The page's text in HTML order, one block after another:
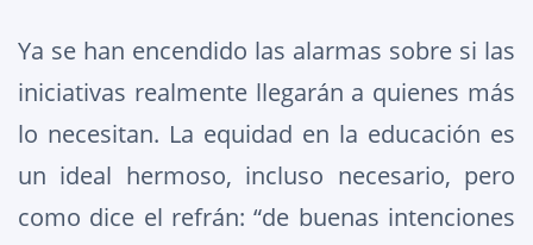
Ya se han encendido las alarmas sobre si las
iniciativas realmente llegarán a quienes más
lo necesitan. La equidad en la educación es
un ideal hermoso, incluso necesario, pero
como dice el refrán: “de buenas intenciones